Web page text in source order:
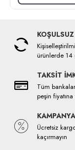
ürünlerde 14
TAKSİT
Tüm
peşin
Ücretsiz
kaçırmayın